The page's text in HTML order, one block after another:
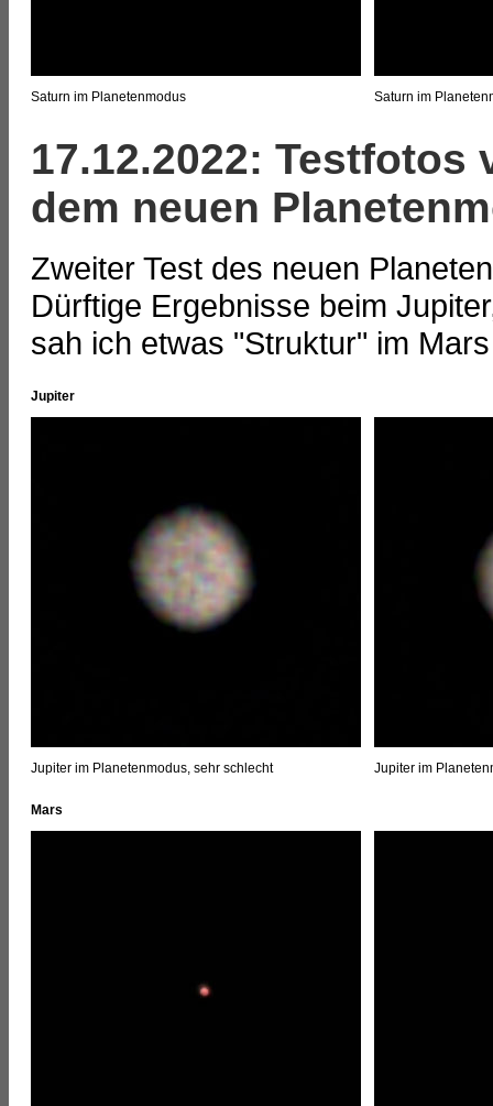
Saturn im Planetenmodus Saturn im
17.12.2022:
dem neuen
Zweiter Test des neuen
Dürftige Ergebnisse beim
sah ich etwas "Struktur" im
Jupiter
Jupiter im Planetenmodus, sehr schlecht Jupiter im
Mars